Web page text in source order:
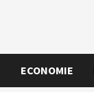
ECONOMIE